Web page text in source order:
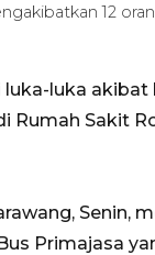
12
luka akibat
Rumah Sakit
Senin,
Primajasa